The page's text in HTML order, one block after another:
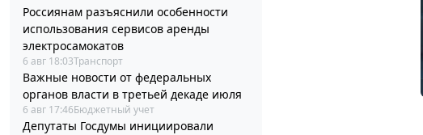
Россиянам разъяснили особенности
использования сервисов аренды
электросамокатов
6 авг 18:03Транспорт
Важные новости от федеральных
органов власти в третьей декаде июля
6 авг 17:46Бюджетный учет
Депутаты Госдумы инициировали